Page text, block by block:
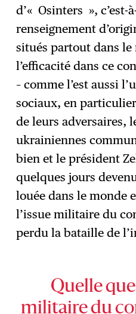
d’« Osinters », c’est-
renseignement
situés partout dans
l’efficacité dans ce
– comme l’est aussi
sociaux, en
de leurs adversaires,
ukrainiennes
bien et le président
quelques jours
louée dans le monde
l’issue militaire du
perdu la bataille de
Quelle que
militaire du